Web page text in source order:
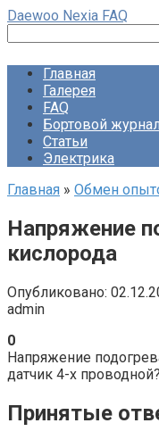
Перейти
контенту
Daewoo Nexia FAQ
Главная
Галерея
FAQ
Бортовой журнал
Статьи
Электрика
Главная » Обмен
Напряжение
кислорода
Опубликовано:
admin
0
Напряжение
датчик 4-х проводной?
Принятые